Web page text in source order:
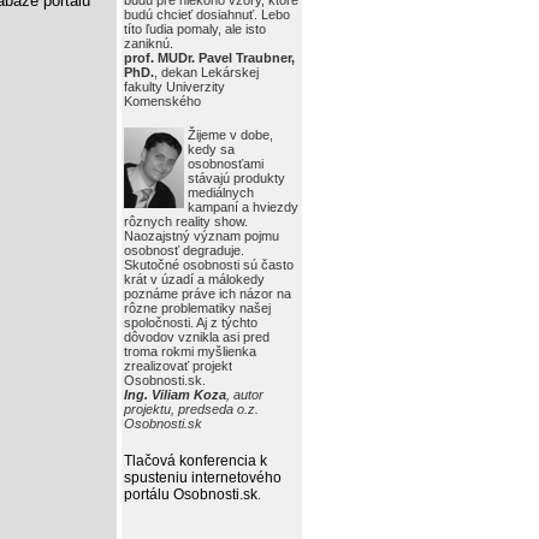
budú chcieť dosiahnuť. Lebo
títo ľudia pomaly, ale isto
zaniknú.
prof. MUDr. Pavel Traubner,
PhD. , dekan Lekárskej
fakulty Univerzity
Komenského
Žijeme v dobe,
kedy sa
osobnosťami
stávajú produkty
mediálnych
kampaní a hviezdy
rôznych reality show.
Naozajstný význam pojmu
osobnosť degraduje.
Skutočné osobnosti sú často
krát v úzadí a málokedy
poznáme práve ich názor na
rôzne problematiky našej
spoločnosti. Aj z týchto
dôvodov vznikla asi pred
troma rokmi myšlienka
zrealizovať projekt
Osobnosti.sk.
Ing. Viliam Koza , autor
projektu, predseda o.z.
Osobnosti.sk
Tlačová konferencia k
spusteniu internetového
portálu Osobnosti.sk